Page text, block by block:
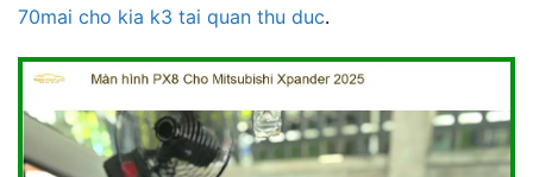
70mai cho kia k3 tai quan thu duc.